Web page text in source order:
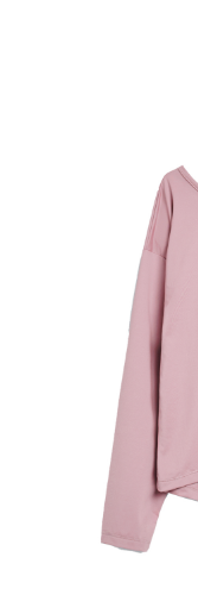
請求用戶進行身份認證。
５．嚴禁一人註冊多個帳
恩沛科技股份有限公司將